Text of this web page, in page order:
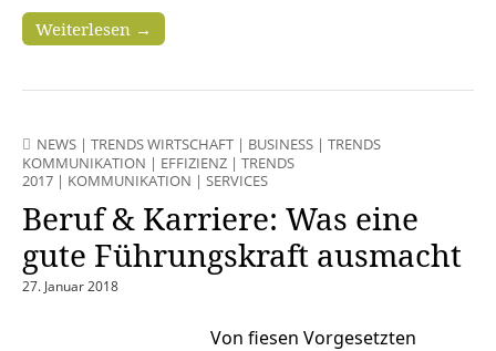
Weiterlesen →
NEWS | TRENDS WIRTSCHAFT | BUSINESS | TRENDS
KOMMUNIKATION | EFFIZIENZ | TRENDS
2017 | KOMMUNIKATION | SERVICES
Beruf & Karriere: Was eine
gute Führungskraft ausmacht
27. Januar 2018
Von fiesen Vorgesetzten